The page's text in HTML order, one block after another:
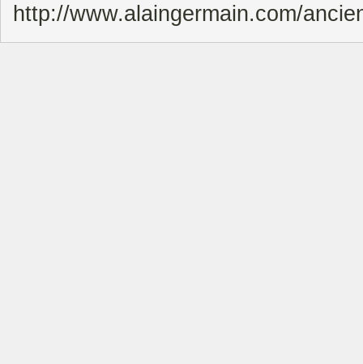
http://www.alaingermain.com/